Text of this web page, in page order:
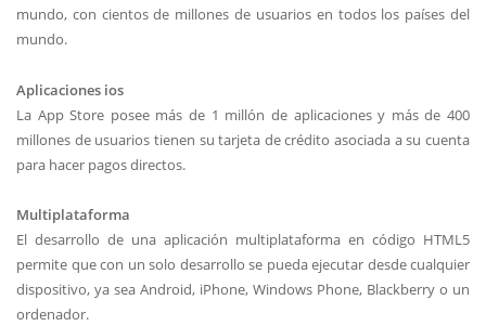
mundo, con cientos de millones de usuarios en todos los países del
mundo.
Aplicaciones ios
La App Store posee más de 1 millón de aplicaciones y más de 400
millones de usuarios tienen su tarjeta de crédito asociada a su cuenta
para hacer pagos directos.
Multiplataforma
El desarrollo de una aplicación multiplataforma en código HTML5
permite que con un solo desarrollo se pueda ejecutar desde cualquier
dispositivo, ya sea Android, iPhone, Windows Phone, Blackberry o un
ordenador.